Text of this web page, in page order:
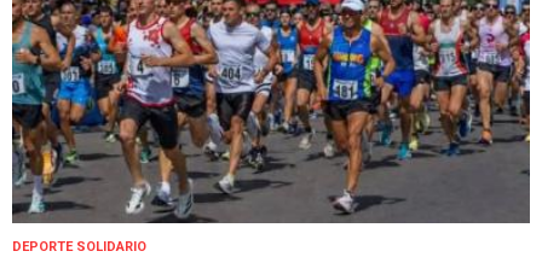
DEPORTE SOLIDARIO